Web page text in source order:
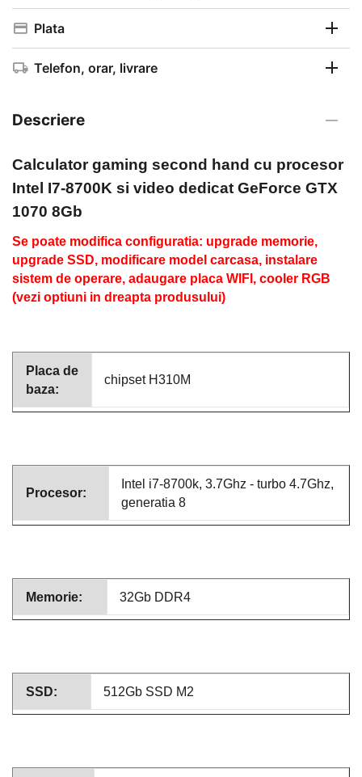
Plata
Telefon, orar, livrare
Descriere
Calculator gaming second hand cu procesor
Intel I7-8700K si video dedicat GeForce GTX
1070 8Gb
Se poate modifica configuratia: upgrade memorie,
upgrade SSD, modificare model carcasa, instalare
sistem de operare, adaugare placa WIFI, cooler RGB
(vezi optiuni in dreapta produsului)
Placa de
baza:
chipset H310M
Procesor:
Intel i7-8700k, 3.7Ghz - turbo 4.7Ghz,
generatia 8
Memorie: 32Gb DDR4
SSD: 512Gb SSD M2